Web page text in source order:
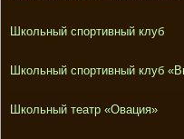
Школьный спортивный клуб
Школьный спортивный клуб
Школьный театр «Овация»